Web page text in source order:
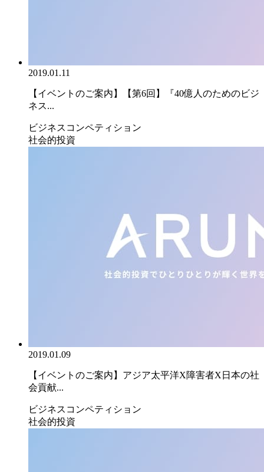
2019.01.11
【イベントのご案内】【第6回】『40億人のためのビジ
ネス...
ビジネスコンペティション
社会的投資
2019.01.09
【イベントのご案内】アジア太平洋X障害者X日本の社
会貢献...
ビジネスコンペティション
社会的投資